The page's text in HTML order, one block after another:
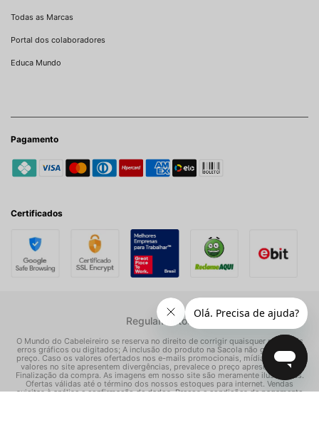
Todas as Marcas
Portal dos colaboradores
Educa Mundo
Pagamento
Certificados
Regulamentos
O Mundo do Cabeleireiro se reserva no direito de corrigir quaisquer possíveis
erros gráficos ou digitados; A inclusão do produto na Sacola não garante seu
preço. Caso os valores ofertados nos e-mails promocionais, mídias sociais e
valores no site apresentem divergências, prevalece o preço apresentado na
Finalização da compra. As imagens em nosso site são meramente ilustrativas.
Ofertas válidas até o término dos nossos estoques para internet. Vendas
sujeitas à análise e confirmação de dados. Preços e condições de pagamento